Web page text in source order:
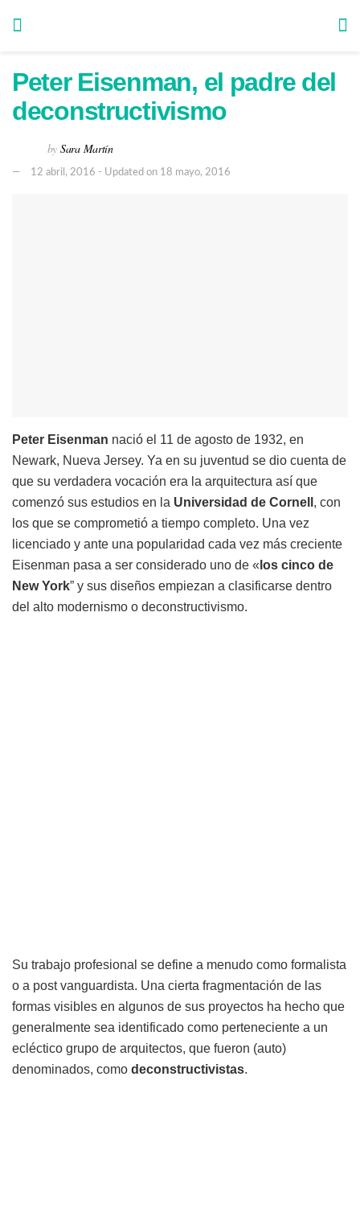
Peter Eisenman, el padre del
deconstructivismo
by Sara Martín
12 abril, 2016 - Updated on 18 mayo, 2016
Peter Eisenman nació el 11 de agosto de 1932, en
Newark, Nueva Jersey. Ya en su juventud se dio cuenta de
que su verdadera vocación era la arquitectura así que
comenzó sus estudios en la Universidad de Cornell , con
los que se comprometió a tiempo completo. Una vez
licenciado y ante una popularidad cada vez más creciente
Eisenman pasa a ser considerado uno de « los cinco de
New York” y sus diseños empiezan a clasificarse dentro
del alto modernismo o deconstructivismo.
Su trabajo profesional se define a menudo como formalista
o a post vanguardista. Una cierta fragmentación de las
formas visibles en algunos de sus proyectos ha hecho que
generalmente sea identificado como perteneciente a un
ecléctico grupo de arquitectos, que fueron (auto)
denominados, como deconstructivistas.